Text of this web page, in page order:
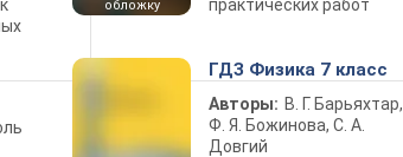
обложку
практических работ
ГДЗ Физика 7 класс
Авторы: В. Г. Барьяхтар,
Ф. Я. Божинова, С. А.
Довгий